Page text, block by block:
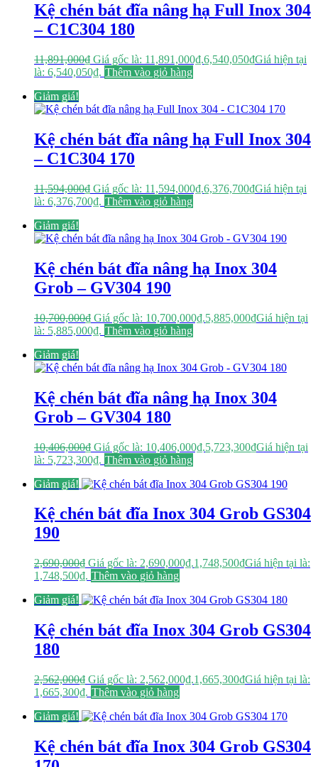
Kệ chén bát đĩa nâng hạ Full Inox 304
– C1C304 180
11,891,000₫ Giá gốc là: 11,891,000₫.6,540,050₫Giá hiện tại
là: 6,540,050₫. Thêm vào giỏ hàng
Giảm giá!
Kệ chén bát đĩa nâng hạ Full Inox 304
– C1C304 170
11,594,000₫ Giá gốc là: 11,594,000₫.6,376,700₫Giá hiện tại
là: 6,376,700₫. Thêm vào giỏ hàng
Giảm giá!
Kệ chén bát đĩa nâng hạ Inox 304
Grob – GV304 190
10,700,000₫ Giá gốc là: 10,700,000₫.5,885,000₫Giá hiện tại
là: 5,885,000₫. Thêm vào giỏ hàng
Giảm giá!
Kệ chén bát đĩa nâng hạ Inox 304
Grob – GV304 180
10,406,000₫ Giá gốc là: 10,406,000₫.5,723,300₫Giá hiện tại
là: 5,723,300₫. Thêm vào giỏ hàng
Giảm giá!
Kệ chén bát đĩa Inox 304 Grob GS304
190
2,690,000₫ Giá gốc là: 2,690,000₫.1,748,500₫Giá hiện tại là:
1,748,500₫. Thêm vào giỏ hàng
Giảm giá!
Kệ chén bát đĩa Inox 304 Grob GS304
180
2,562,000₫ Giá gốc là: 2,562,000₫.1,665,300₫Giá hiện tại là:
1,665,300₫. Thêm vào giỏ hàng
Giảm giá!
Kệ chén bát đĩa Inox 304 Grob GS304